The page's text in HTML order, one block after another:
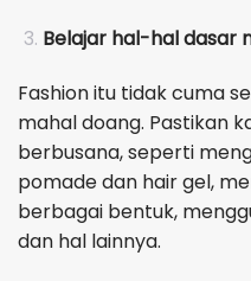
Belajar hal-hal dasar
Fashion itu tidak cuma
mahal doang. Pastikan
berbusana, seperti
pomade dan hair gel,
berbagai bentuk,
dan hal lainnya.